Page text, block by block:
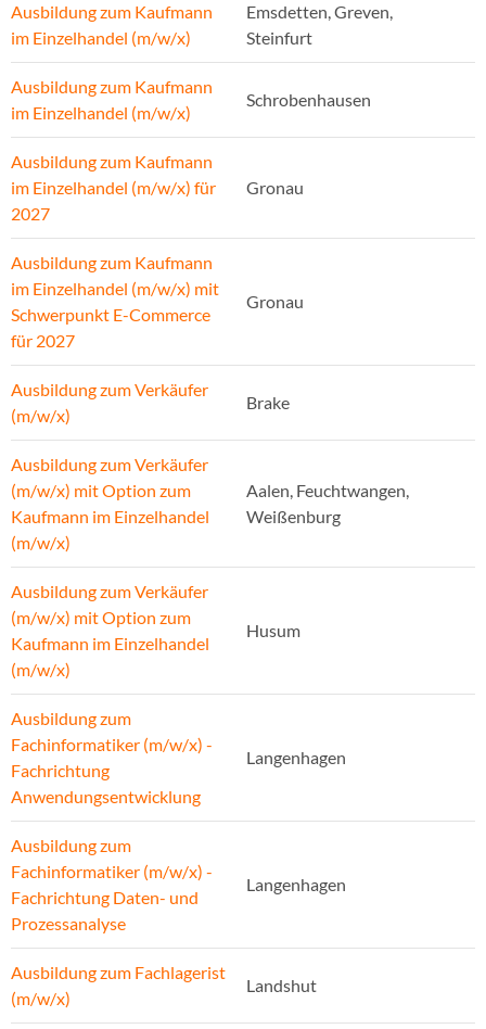
Ausbildung zum Kaufmann
im Einzelhandel (m/w/x)
Emsdetten, Greven,
Steinfurt
Ausbildung zum Kaufmann
im Einzelhandel (m/w/x)
Schrobenhausen
Ausbildung zum Kaufmann
im Einzelhandel (m/w/x) für
2027
Gronau
Ausbildung zum Kaufmann
im Einzelhandel (m/w/x) mit
Schwerpunkt E-Commerce
für 2027
Gronau
Ausbildung zum Verkäufer
(m/w/x)
Brake
Ausbildung zum Verkäufer
(m/w/x) mit Option zum
Kaufmann im Einzelhandel
(m/w/x)
Aalen, Feuchtwangen,
Weißenburg
Ausbildung zum Verkäufer
(m/w/x) mit Option zum
Kaufmann im Einzelhandel
(m/w/x)
Husum
Ausbildung zum
Fachinformatiker (m/w/x) -
Fachrichtung
Anwendungsentwicklung
Langenhagen
Ausbildung zum
Fachinformatiker (m/w/x) -
Fachrichtung Daten- und
Prozessanalyse
Langenhagen
Ausbildung zum Fachlagerist
(m/w/x)
Landshut